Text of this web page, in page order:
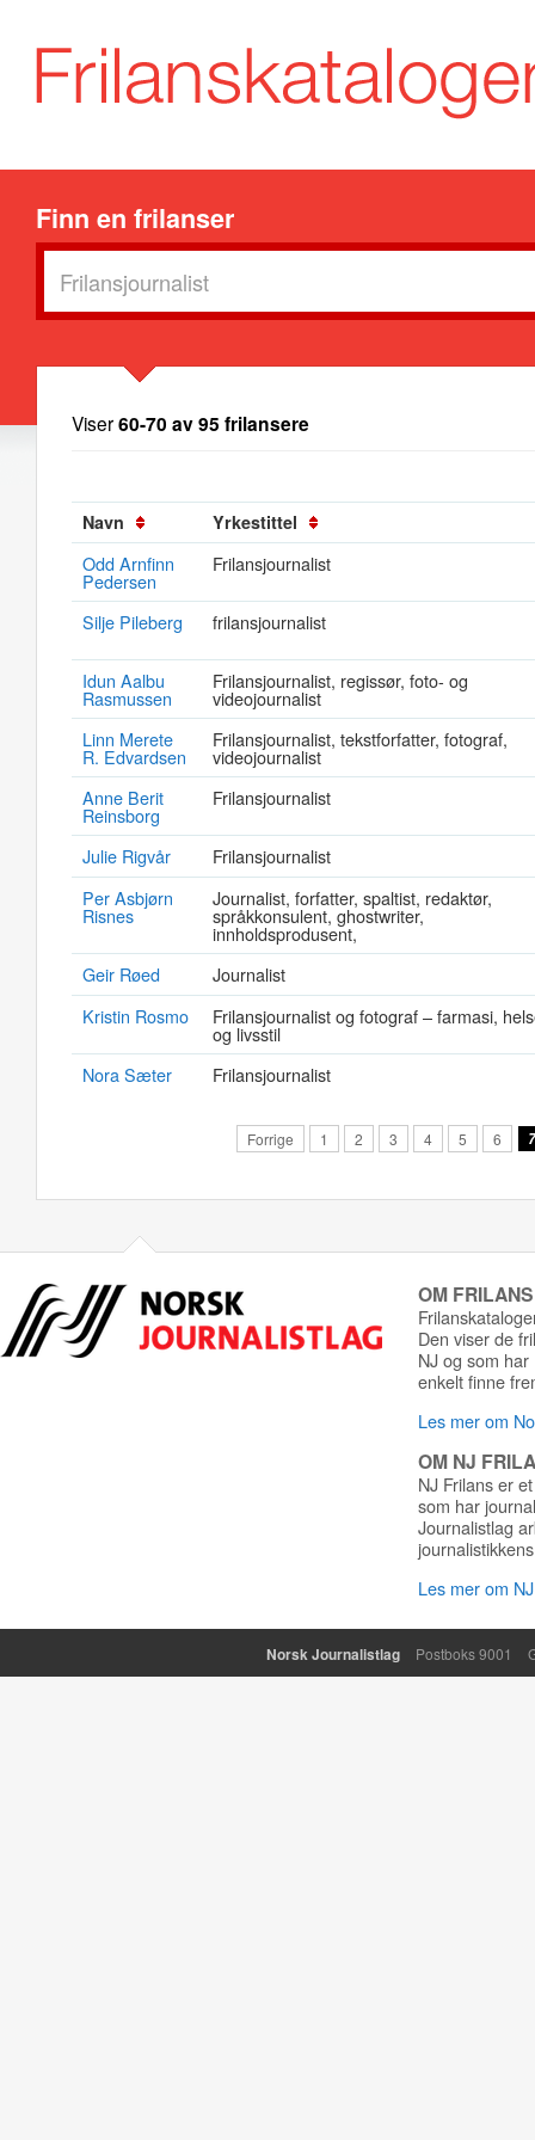
Finn en frilanser
Viser60-70 av 95 frilansere
Navn Yrkestittel
Odd Arnfinn
Pedersen
Frilansjournalist
Silje Pileberg frilansjournalist
Idun Aalbu
Rasmussen
Frilansjournalist, regissør, foto- og
videojournalist
Linn Merete
R. Edvardsen
Frilansjournalist, tekstforfatter, fotograf,
videojournalist
Anne Berit
Reinsborg
Frilansjournalist
Julie Rigvår
Frilansjournalist
Per Asbjørn
Risnes
Journalist, forfatter, spaltist, redaktør,
språkkonsulent, ghostwriter,
innholdsprodusent,
Geir Røed
Journalist
Kristin Rosmo
Frilansjournalist og fotograf – farmasi,
og livsstil
Nora Sæter
Frilansjournalist
Forrige 1 2 3 4 5 6 7
OM
Den viser de
NJ og som
enkelt finne
Les mer om
OM NJ
NJ Frilans er
som har
Journalistlag
Les mer om
Norsk Journalistlag Postboks 9001